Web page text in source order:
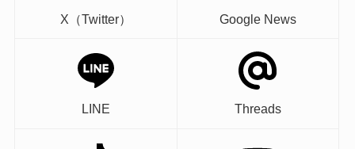
X（Twitter） Google News
LINE Threads